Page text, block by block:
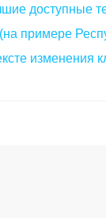
доступные
примере
изменения